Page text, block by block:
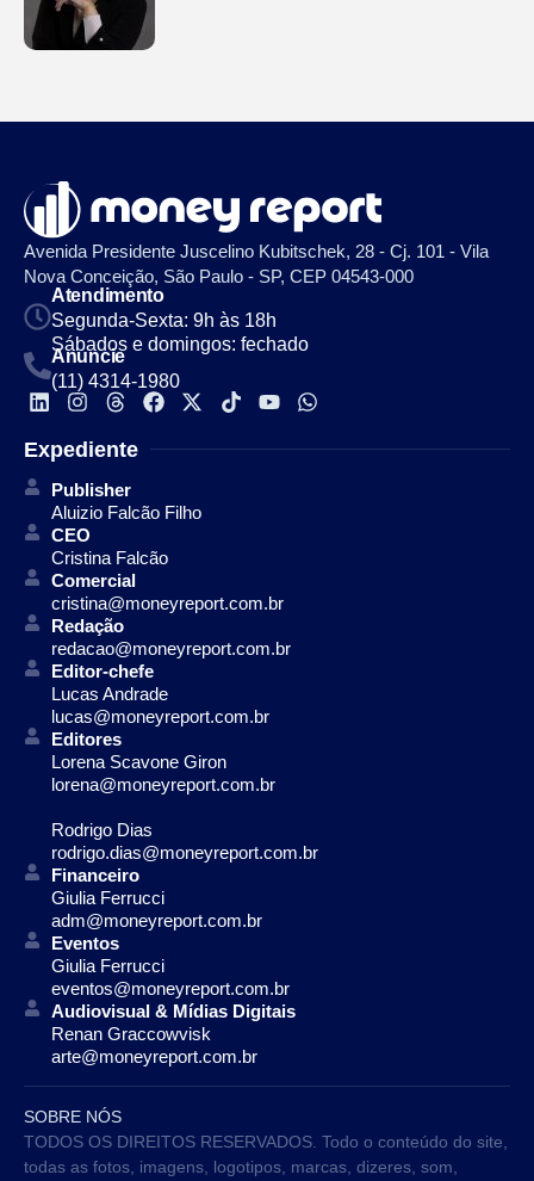
Avenida Presidente Juscelino Kubitschek, 28 - Cj. 101 - Vila
Nova Conceição, São Paulo - SP, CEP 04543-000
Atendimento
Segunda-Sexta: 9h às 18h
Sábados e domingos: fechado
Anuncie
(11) 4314-1980
Expediente
Publisher
Aluizio Falcão Filho
CEO
Cristina Falcão
Comercial
cristina@moneyreport.com.br
Redação
redacao@moneyreport.com.br
Editor-chefe
Lucas Andrade
lucas@moneyreport.com.br
Editores
Lorena Scavone Giron
lorena@moneyreport.com.br
Rodrigo Dias
rodrigo.dias@moneyreport.com.br
Financeiro
Giulia Ferrucci
adm@moneyreport.com.br
Eventos
Giulia Ferrucci
eventos@moneyreport.com.br
Audiovisual & Mídias Digitais
Renan Graccowvisk
arte@moneyreport.com.br
SOBRE NÓS
TODOS OS DIREITOS RESERVADOS. Todo o conteúdo do site,
todas as fotos, imagens, logotipos, marcas, dizeres, som,